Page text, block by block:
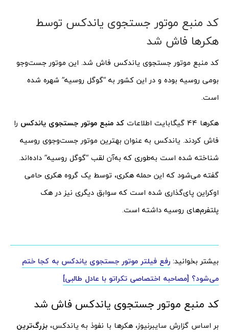
کد منبع موتور جستجوی یاندکس توسط
هکرها فاش شد
کد منبع موتور جستجوی یاندکس فاش شد. این موتور جست‌وجو
بومی روسیه بوده و در این کشور به “گوگل روسیه” شهره شده
است.
هکرها 44 گیگابایت اطلاعات
کد منبع موتور جستجوی یاندکس را
فاش کردند. یاندکس به عنوان بهترین موتور جست‌وجوی روسیه
شناخته شده است به‌طوری که به‌آن لقب “گوگل روسیه” داده‌اند.
گفته می‌شود که این حمله هکری، توسط یک گروه هکری حامی
اوکراین پای‌گذاری شده است که سوابق دیگری نیز در هک
پلتفرم‌های روسیه داشته است.
بیشتر بخوانید: رفع فیلتر موتور جستجوی یاندکس به کجا ختم
می‌شود؟ [مصاحبه اختصاصی تکراتو با عادل طالبی]
کد منبع موتور جستجوی یاندکس فاش شد
بر اساس گزارش سایبرنیوز، هکرها با نفوذ به یاندکس، بزرگ‌ترین